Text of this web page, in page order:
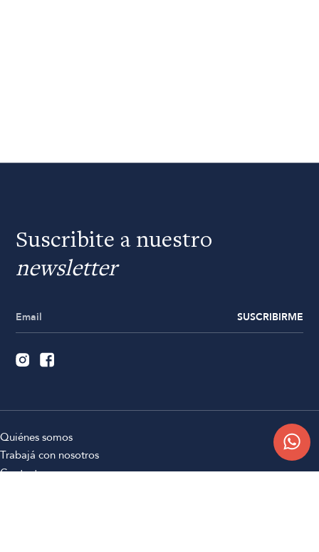
Suscribite a nuestro
newsletter
SUSCRIBIRME
Quiénes somos
Trabajá con nosotros
Contacto